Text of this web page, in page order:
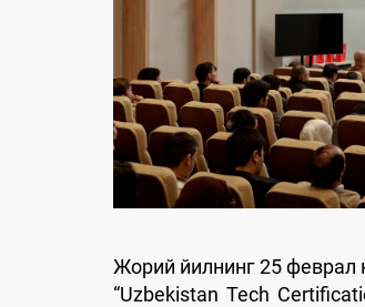
Жорий йилнинг 25 феврал
“Uzbekistan Tech